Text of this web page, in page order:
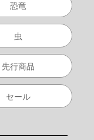
恐竜
虫
先行商品
セール